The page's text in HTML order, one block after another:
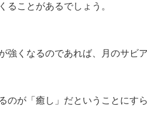
ことがあるでしょう。
くなるのであれば、月のサビ
が「癒し」だということにす